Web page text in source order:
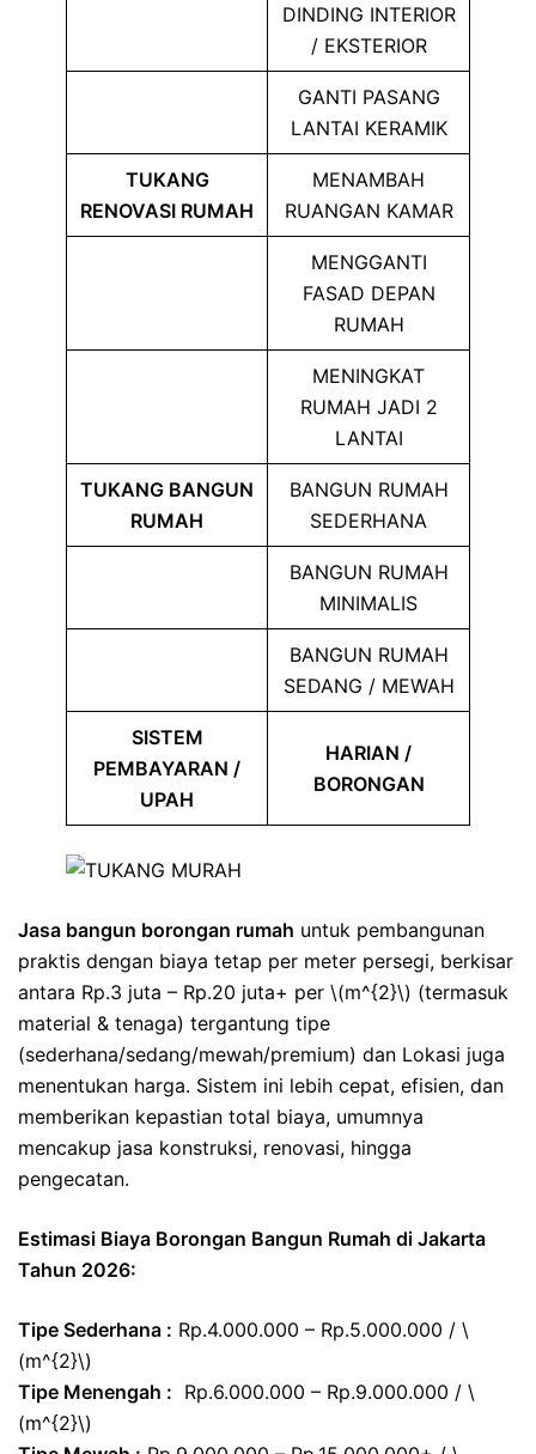
DINDING INTERIOR
/ EKSTERIOR
GANTI PASANG
LANTAI KERAMIK
TUKANG
RENOVASI RUMAH
MENAMBAH
RUANGAN KAMAR
MENGGANTI
FASAD DEPAN
RUMAH
MENINGKAT
RUMAH JADI 2
LANTAI
TUKANG BANGUN
RUMAH
BANGUN RUMAH
SEDERHANA
BANGUN RUMAH
MINIMALIS
BANGUN RUMAH
SEDANG / MEWAH
SISTEM
PEMBAYARAN /
UPAH
HARIAN /
BORONGAN
Jasa bangun borongan rumah untuk pembangunan
praktis dengan biaya tetap per meter persegi, berkisar
antara Rp.3 juta – Rp.20 juta+ per \(m^{2}\) (termasuk
material & tenaga) tergantung tipe
(sederhana/sedang/mewah/premium) dan Lokasi juga
menentukan harga. Sistem ini lebih cepat, efisien, dan
memberikan kepastian total biaya, umumnya
mencakup jasa konstruksi, renovasi, hingga
pengecatan.
Estimasi Biaya Borongan Bangun Rumah di Jakarta
Tahun 2026:
Tipe Sederhana : Rp.4.000.000 – Rp.5.000.000 / \
(m^{2}\)
Tipe Menengah : Rp.6.000.000 – Rp.9.000.000 / \
(m^{2}\)